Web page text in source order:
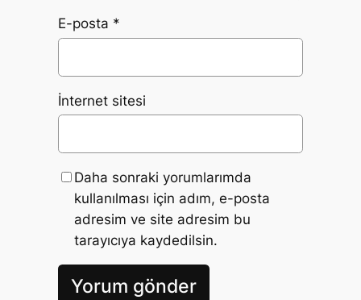
E-posta *
İnternet sitesi
Daha sonraki yorumlarımda
kullanılması için adım, e-posta
adresim ve site adresim bu
tarayıcıya kaydedilsin.